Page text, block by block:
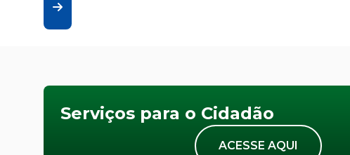
Serviços para o Cidadão
ACESSE AQUI